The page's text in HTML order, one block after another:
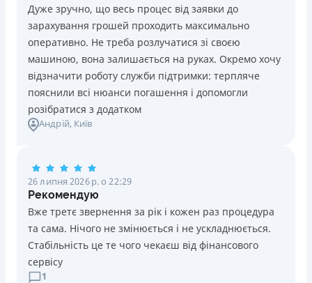
Дуже зручно, що весь процес від заявки до
зарахування грошей проходить максимально
оперативно. Не треба розлучатися зі своєю
машиною, вона залишається на руках. Окремо хочу
відзначити роботу служби підтримки: терпляче
пояснили всі нюанси погашення і допомогли
розібратися з додатком
Андрій, Київ
26 липня 2026 р. о 22:29
Рекомендую
Вже третє звернення за рік і кожен раз процедура
та сама. Нічого не змінюється і не ускладнюється.
Стабільність це те чого чекаєш від фінансового
сервісу
1